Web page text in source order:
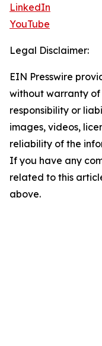
LinkedIn
YouTube
Legal Disclaimer:
EIN Presswire
without warranty of
responsibility or
images, videos,
reliability of the
If you have any
related to this
above.